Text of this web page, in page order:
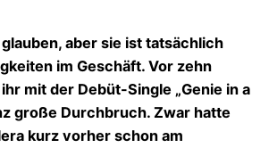
aber sie ist tatsächlich
im Geschäft. Vor zehn
mit der Debüt-Single „Genie in a
große Durchbruch. Zwar hatte
kurz vorher schon am